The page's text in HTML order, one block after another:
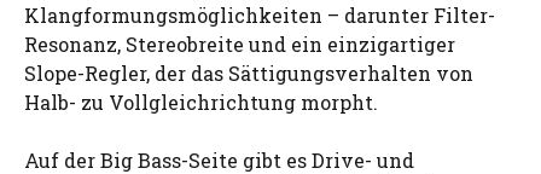
Klangformungsmöglichkeiten – darunter Filter-
Resonanz, Stereobreite und ein einzigartiger
Slope-Regler, der das Sättigungsverhalten von
Halb- zu Vollgleichrichtung morpht.
Auf der Big Bass-Seite gibt es Drive- und